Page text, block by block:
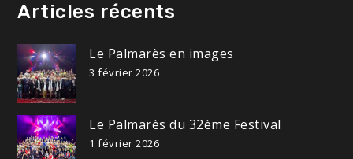
Articles récents
Le Palmarès en images
3 février 2026
Le Palmarès du 32ème Festival
1 février 2026